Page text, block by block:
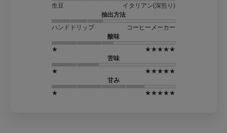
生豆
イタリアン(深煎り)
抽出方法
ハンドドリップ
コーヒーメーカー
酸味
★
★★★★★
苦味
★
★★★★★
甘み
★
★★★★★